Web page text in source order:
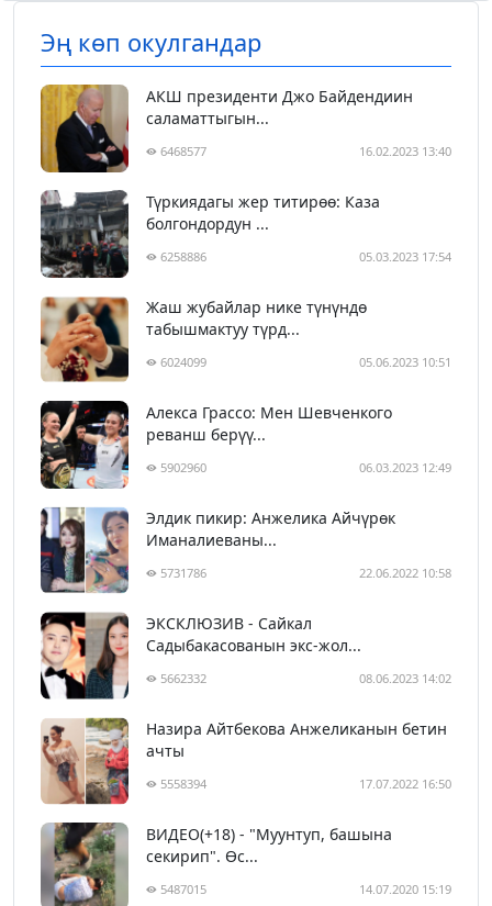
Эң көп окулгандар
АКШ президенти Джо Байдендиин
саламаттыгын...
6468577 16.02.2023 13:40
Түркиядагы жер титирөө: Каза
болгондордун ...
6258886 05.03.2023 17:54
Жаш жубайлар нике түнүндө
табышмактуу түрд...
6024099 05.06.2023 10:51
Алекса Грассо: Мен Шевченкого
реванш берүү...
5902960 06.03.2023 12:49
Элдик пикир: Анжелика Айчүрөк
Иманалиеваны...
5731786 22.06.2022 10:58
ЭКСКЛЮЗИВ - Сайкал
Садыбакасованын экс-жол...
5662332 08.06.2023 14:02
Назира Айтбекова Анжеликанын бетин
ачты
5558394 17.07.2022 16:50
ВИДЕО(+18) - "Муунтуп, башына
секирип". Өс...
5487015 14.07.2020 15:19